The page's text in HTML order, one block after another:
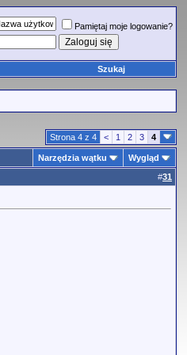
Pamiętaj moje logowanie?
Szukaj
Strona 4 z 4 < 1 2 3 4
Narzędzia wątku
Wygląd
#31